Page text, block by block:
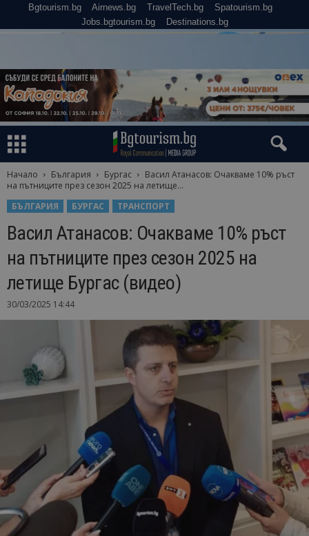
Bgtourism.bg Airnews.bg TravelTech.bg
Spatourism.bg
Jobs.bgtourism.bg
Destinations.bg
Начало България Бургас
Васил Атанасов: Очакваме 10% ръст
на пътниците през сезон 2025 на летище...
БЪЛГАРИЯ
БУРГАС ТРАНСПОРТ
Васил Атанасов: Очакваме 10% ръст
на пътниците през сезон 2025 на
летище Бургас (видео)
30/03/2025 14:44